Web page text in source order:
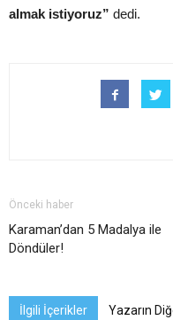
almak istiyoruz” dedi.
Önceki haber
Karaman’dan 5 Madalya ile
Döndüler!
İlgili İçerikler Yazarın